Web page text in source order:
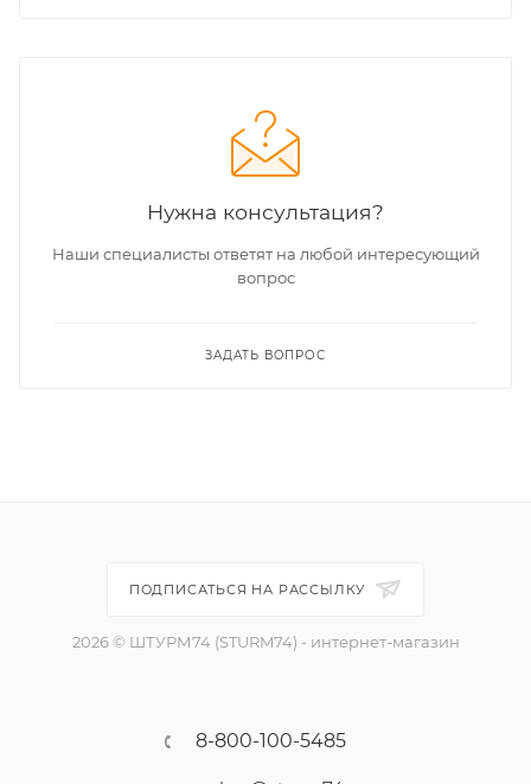
Нужна консультация?
Наши специалисты ответят на любой интересующий
вопрос
ЗАДАТЬ ВОПРОС
ПОДПИСАТЬСЯ НА РАССЫЛКУ
2026 © ШТУРМ74 (STURM74) - интернет-магазин
8-800-100-5485